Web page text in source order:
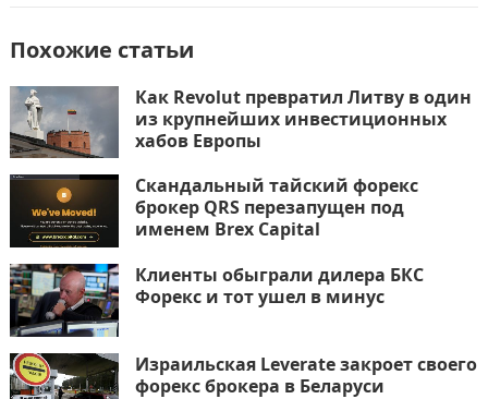
Похожие статьи
Как Revolut превратил Литву в один
из крупнейших инвестиционных
хабов Европы
Скандальный тайский форекс
брокер QRS перезапущен под
именем Brex Capital
Клиенты обыграли дилера БКС
Форекс и тот ушел в минус
Израильская Leverate закроет своего
форекс брокера в Беларуси